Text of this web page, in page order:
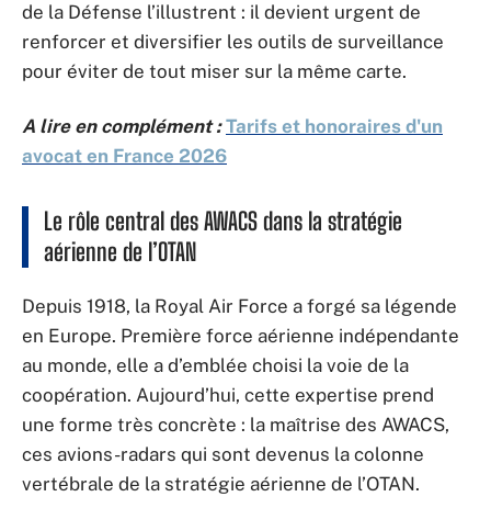
de la Défense l’illustrent : il devient urgent de
renforcer et diversifier les outils de surveillance
pour éviter de tout miser sur la même carte.
A lire en complément : Tarifs et honoraires d'un
avocat en France 2026
Le rôle central des AWACS dans la stratégie
aérienne de l’OTAN
Depuis 1918, la Royal Air Force a forgé sa légende
en Europe. Première force aérienne indépendante
au monde, elle a d’emblée choisi la voie de la
coopération. Aujourd’hui, cette expertise prend
une forme très concrète : la maîtrise des AWACS,
ces avions-radars qui sont devenus la colonne
vertébrale de la stratégie aérienne de l’OTAN.